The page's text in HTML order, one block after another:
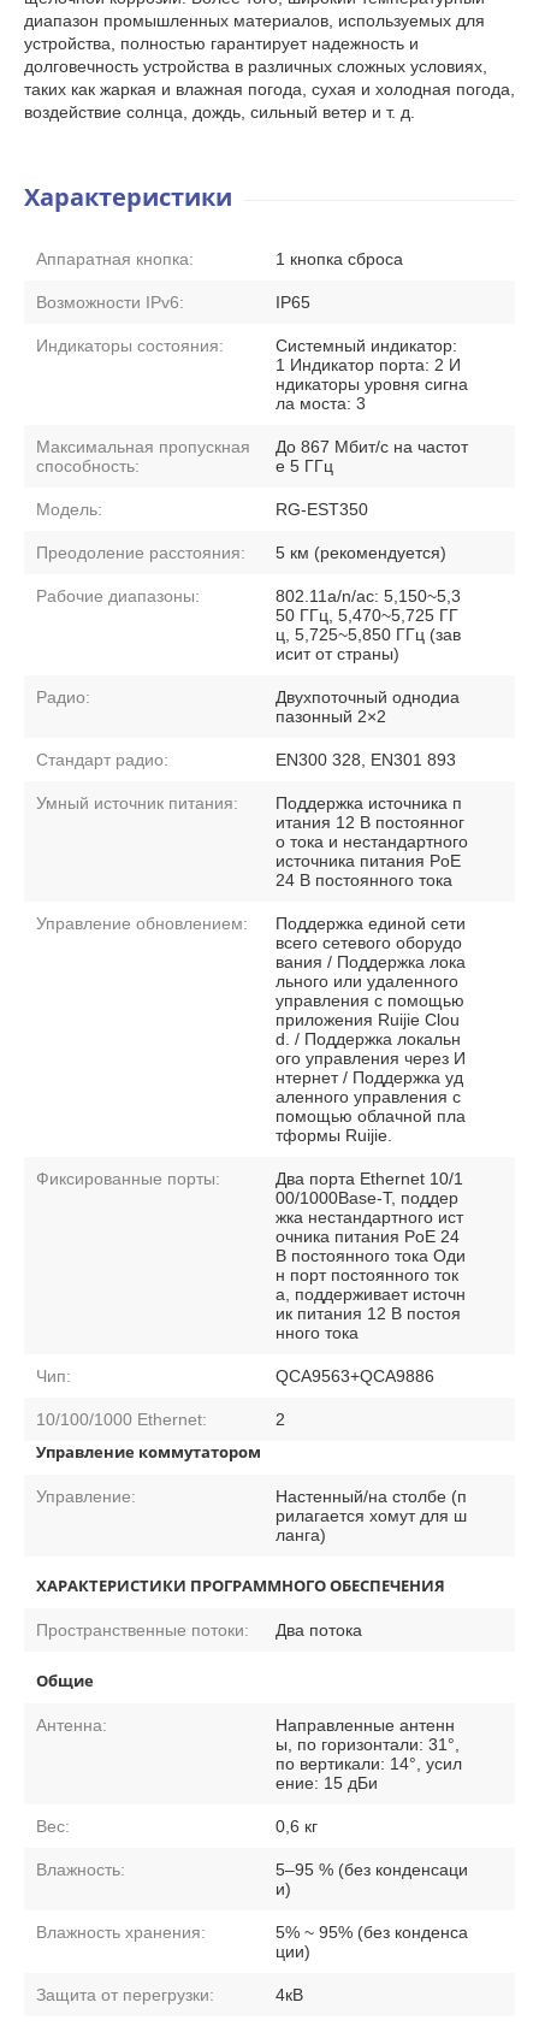
диапазон промышленных материалов, используемых для
устройства, полностью гарантирует надежность и
долговечность устройства в различных сложных условиях,
таких как жаркая и влажная погода, сухая и холодная погода,
воздействие солнца, дождь, сильный ветер и т. д.
Характеристики
Аппаратная кнопка: 1 кнопка сброса
Возможности IPv6: IP65
Индикаторы состояния:
Системный индикатор:
1 Индикатор порта: 2 И
ндикаторы уровня сигна
ла моста: 3
Максимальная пропускная
способность:
До 867 Мбит/с на частот
е 5 ГГц
Модель: RG-EST350
Преодоление расстояния: 5 км (рекомендуется)
Рабочие диапазоны:
802.11a/n/ac: 5,150~5,3
50 ГГц, 5,470~5,725 ГГ
ц, 5,725~5,850 ГГц (зав
исит от страны)
Радио:
Двухпоточный однодиа
пазонный 2×2
Стандарт радио: EN300 328, EN301 893
Умный источник питания:
Поддержка источника п
итания 12 В постоянног
о тока и нестандартного
источника питания PoE
24 В постоянного тока
Управление обновлением:
Поддержка единой сети
всего сетевого оборудо
вания / Поддержка лока
льного или удаленного
управления с помощью
приложения Ruijie Clou
d. / Поддержка локальн
ого управления через И
нтернет / Поддержка уд
аленного управления с
помощью облачной пла
тформы Ruijie.
Фиксированные порты:
Два порта Ethernet 10/1
00/1000Base-T, поддер
жка нестандартного ист
очника питания PoE 24
В постоянного тока Оди
н порт постоянного ток
а, поддерживает источн
ик питания 12 В постоя
нного тока
Чип: QCA9563+QCA9886
10/100/1000 Ethernet: 2
Управление коммутатором
Управление:
Настенный/на столбе (п
рилагается хомут для ш
ланга)
ХАРАКТЕРИСТИКИ ПРОГРАММНОГО ОБЕСПЕЧЕНИЯ
Пространственные потоки: Два потока
Общие
Антенна:
Направленные антенн
ы, по горизонтали: 31°,
по вертикали: 14°, усил
ение: 15 дБи
Вес: 0,6 кг
Влажность:
5–95 % (без конденсаци
и)
Влажность хранения:
5% ~ 95% (без конденса
ции)
Защита от перегрузки: 4кВ